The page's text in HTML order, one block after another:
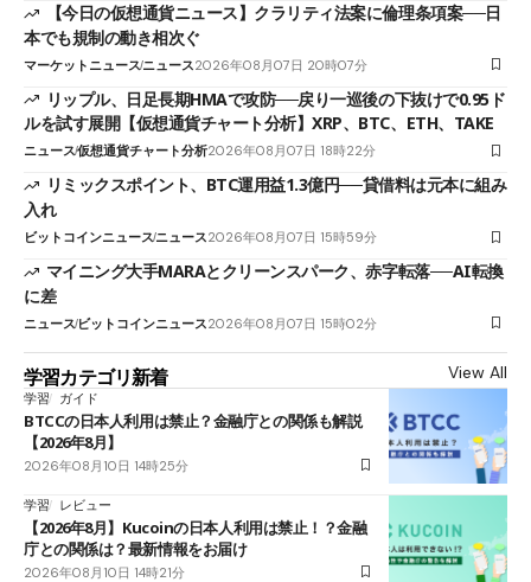
【今日の仮想通貨ニュース】クラリティ法案に倫理条項案──日
本でも規制の動き相次ぐ
マーケットニュースニュース2026年08月07日 20時07分
リップル、日足長期HMAで攻防──戻り一巡後の下抜けで0.95ド
ルを試す展開【仮想通貨チャート分析】XRP、BTC、ETH、TAKE
ニュース仮想通貨チャート分析2026年08月07日 18時22分
リミックスポイント、BTC運用益1.3億円──貸借料は元本に組み
入れ
ビットコインニュースニュース2026年08月07日 15時59分
マイニング大手MARAとクリーンスパーク、赤字転落──AI転換
に差
ニュースビットコインニュース2026年08月07日 15時02分
学習カテゴリ新着 View All
学習 ガイド
BTCCの日本人利用は禁止？金融庁との関係も解説
【2026年8月】
2026年08月10日 14時25分
学習 レビュー
【2026年8月】Kucoinの日本人利用は禁止！？金融
庁との関係は？最新情報をお届け
2026年08月10日 14時21分